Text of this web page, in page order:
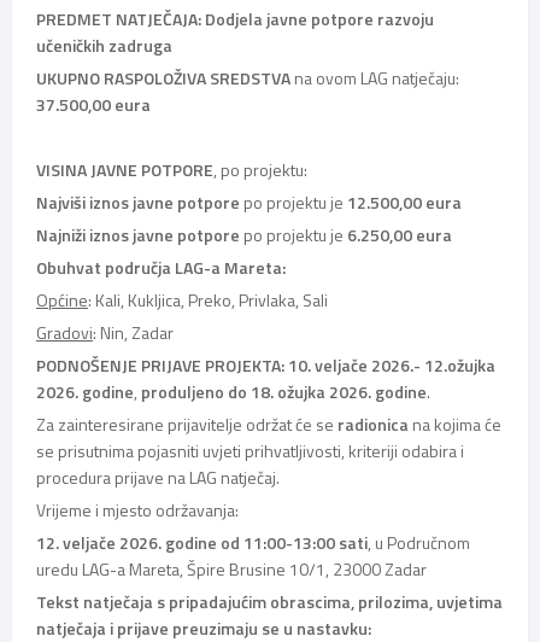
PREDMET NATJEČAJA: Dodjela javne potpore razvoju
učeničkih zadruga
UKUPNO RASPOLOŽIVA SREDSTVAna ovom LAG natječaju:
37.500,00 eura
VISINA JAVNE POTPORE, po projektu:
Najviši iznos javne potpore po projektu je 12.500,00 eura
Najniži iznos javne potpore po projektu je 6.250,00 eura
Obuhvat područja LAG-a Mareta:
Općine: Kali, Kukljica, Preko, Privlaka, Sali
Gradovi: Nin, Zadar
PODNOŠENJE PRIJAVE PROJEKTA: 10. veljače 2026.- 12.ožujka
2026. godine, produljeno do 18. ožujka 2026. godine.
Za zainteresirane prijavitelje održat će se radionica na kojima će
se prisutnima pojasniti uvjeti prihvatljivosti, kriteriji odabira i
procedura prijave na LAG natječaj.
Vrijeme i mjesto održavanja:
12. veljače 2026. godine od 11:00-13:00 sati, u Područnom
uredu LAG-a Mareta, Špire Brusine 10/1, 23000 Zadar
Tekst natječaja s pripadajućim obrascima, prilozima, uvjetima
natječaja i prijave preuzimaju se u nastavku: